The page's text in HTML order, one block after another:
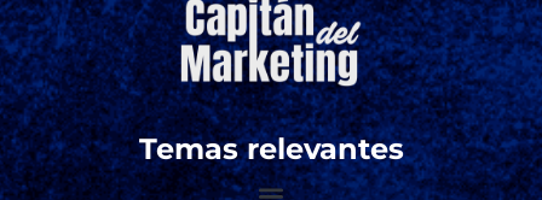
Temas relevantes